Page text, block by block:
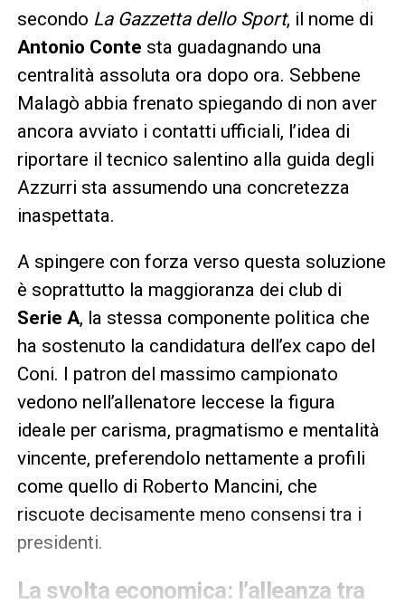
secondo La Gazzetta dello Sport, il nome di
Antonio Conte sta guadagnando una
centralità assoluta ora dopo ora. Sebbene
Malagò abbia frenato spiegando di non aver
ancora avviato i contatti ufficiali, l’idea di
riportare il tecnico salentino alla guida degli
Azzurri sta assumendo una concretezza
inaspettata.
A spingere con forza verso questa soluzione
è soprattutto la maggioranza dei club di
Serie A, la stessa componente politica che
ha sostenuto la candidatura dell’ex capo del
Coni. I patron del massimo campionato
vedono nell’allenatore leccese la figura
ideale per carisma, pragmatismo e mentalità
vincente, preferendolo nettamente a profili
come quello di Roberto Mancini, che
riscuote decisamente meno consensi tra i
presidenti.
La svolta economica: l’alleanza tra